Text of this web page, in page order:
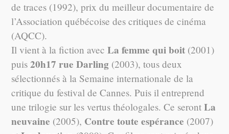
de traces (1992), prix du meilleur documentaire de
l’Association québécoise des critiques de cinéma
(AQCC).
Il vient à la fiction avecLa femme qui boit (2001)
puis20h17 rue Darling (2003), tous deux
sélectionnés à la Semaine internationale de la
critique du festival de Cannes. Puis il entreprend
une trilogie sur les vertus théologales. Ce serontLa
neuvaine (2005), Contre toute espérance (2007)